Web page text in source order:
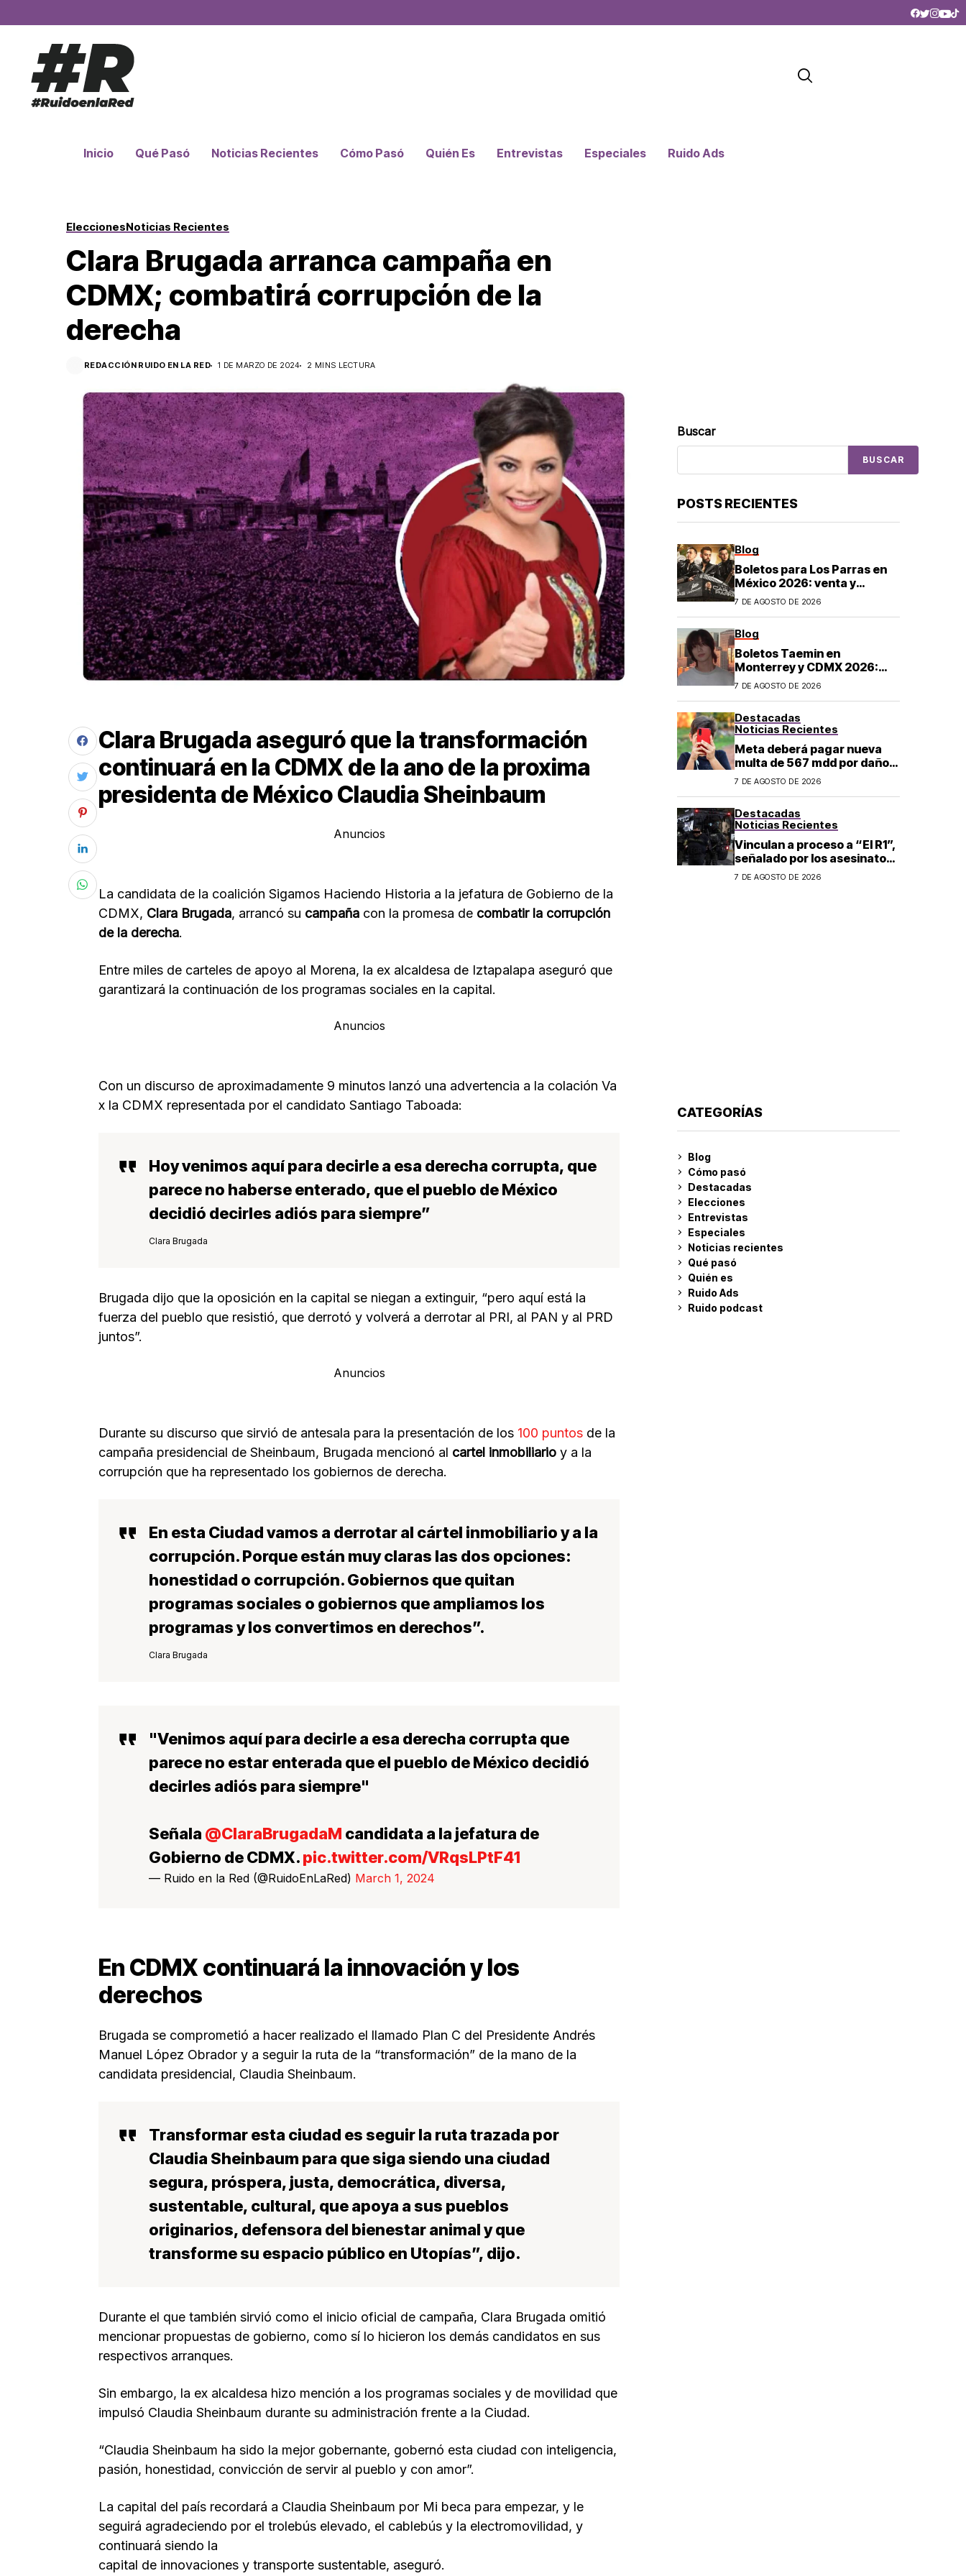
Inicio Qué Pasó Noticias Recientes Cómo Pasó Quién Es Entrevistas Especiales Ruido Ads
EleccionesNoticias Recientes
Clara Brugada arranca campaña en
CDMX; combatirá corrupción de la
derecha
REDACCIÓN RUIDO EN LA RED 1 DE MARZO DE 2024 2 MINS LECTURA
Clara Brugada aseguró que la transformación
continuará en la CDMX de la ano de la proxima
presidenta de México Claudia Sheinbaum
Anuncios
La candidata de la coalición Sigamos Haciendo Historia a la jefatura de Gobierno de la
CDMX, Clara Brugada, arrancó su campaña con la promesa de combatir la corrupción
de la derecha.
Entre miles de carteles de apoyo al Morena, la ex alcaldesa de Iztapalapa aseguró que
garantizará la continuación de los programas sociales en la capital.
Anuncios
Con un discurso de aproximadamente 9 minutos lanzó una advertencia a la colación Va
x la CDMX representada por el candidato Santiago Taboada:
Hoy venimos aquí para decirle a esa derecha corrupta, que
parece no haberse enterado, que el pueblo de México
decidió decirles adiós para siempre”
Clara Brugada
Brugada dijo que la oposición en la capital se niegan a extinguir, “pero aquí está la
fuerza del pueblo que resistió, que derrotó y volverá a derrotar al PRI, al PAN y al PRD
juntos”.
Anuncios
Durante su discurso que sirvió de antesala para la presentación de los 100 puntos de la
campaña presidencial de Sheinbaum, Brugada mencionó al cartel inmobiliario y a la
corrupción que ha representado los gobiernos de derecha.
En esta Ciudad vamos a derrotar al cártel inmobiliario y a la
corrupción. Porque están muy claras las dos opciones:
honestidad o corrupción. Gobiernos que quitan
programas sociales o gobiernos que ampliamos los
programas y los convertimos en derechos”.
Clara Brugada
"Venimos aquí para decirle a esa derecha corrupta que
parece no estar enterada que el pueblo de México decidió
decirles adiós para siempre"
Señala @ClaraBrugadaM candidata a la jefatura de
Gobierno de CDMX.pic.twitter.com/VRqsLPtF41
— Ruido en la Red (@RuidoEnLaRed) March 1, 2024
En CDMX continuará la innovación y los
derechos
Brugada se comprometió a hacer realizado el llamado Plan C del Presidente Andrés
Manuel López Obrador y a seguir la ruta de la “transformación” de la mano de la
candidata presidencial, Claudia Sheinbaum.
Transformar esta ciudad es seguir la ruta trazada por
Claudia Sheinbaum para que siga siendo una ciudad
segura, próspera, justa, democrática, diversa,
sustentable, cultural, que apoya a sus pueblos
originarios, defensora del bienestar animal y que
transforme su espacio público en Utopías”, dijo.
Durante el que también sirvió como el inicio oficial de campaña, Clara Brugada omitió
mencionar propuestas de gobierno, como sí lo hicieron los demás candidatos en sus
respectivos arranques.
Sin embargo, la ex alcaldesa hizo mención a los programas sociales y de movilidad que
impulsó Claudia Sheinbaum durante su administración frente a la Ciudad.
“Claudia Sheinbaum ha sido la mejor gobernante, gobernó esta ciudad con inteligencia,
pasión, honestidad, convicción de servir al pueblo y con amor”.
La capital del país recordará a Claudia Sheinbaum por Mi beca para empezar, y le
seguirá agradeciendo por el trolebús elevado, el cablebús y la electromovilidad, y
continuará siendo la
capital de innovaciones y transporte sustentable, aseguró.
Buscar
BUSCAR
POSTS RECIENTES
Blog
Boletos para Los Parras en
México 2026: venta y
precios
7 DE AGOSTO DE 2026
Blog
Boletos Taemin en
Monterrey y CDMX 2026:
¿dónde comprar?
7 DE AGOSTO DE 2026
Destacadas
Noticias Recientes
Meta deberá pagar nueva
multa de 567 mdd por daños
a menores
7 DE AGOSTO DE 2026
Destacadas
Noticias Recientes
Vinculan a proceso a “El R1”,
señalado por los asesinatos
de Carlos Manzo y Valeria
7 DE AGOSTO DE 2026
CATEGORÍAS
Blog
Cómo pasó
Destacadas
Elecciones
Entrevistas
Especiales
Noticias recientes
Qué pasó
Quién es
Ruido Ads
Ruido podcast